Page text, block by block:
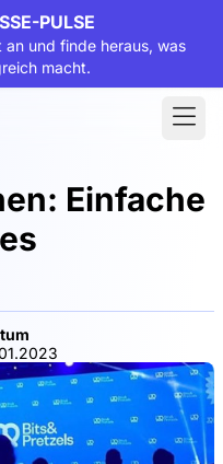
PULSE
an und finde heraus, was
macht.
Einfache